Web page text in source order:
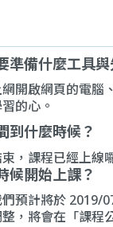
準備什麼工具與
開啟網頁的電腦
的心。
到什麼時候？
，課程已經上線
候開始上課？
預計將於 2019/
，將會在「課程